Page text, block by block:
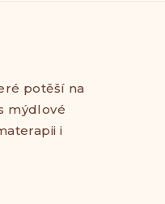
potěší na
mýdlové
i